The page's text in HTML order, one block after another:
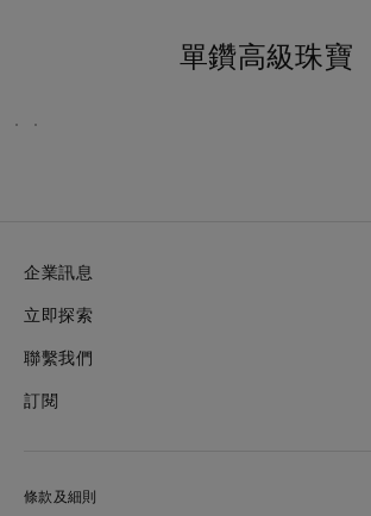
單鑽高級珠寶
企業訊息
立即探索
聯繫我們
訂閱
條款及細則